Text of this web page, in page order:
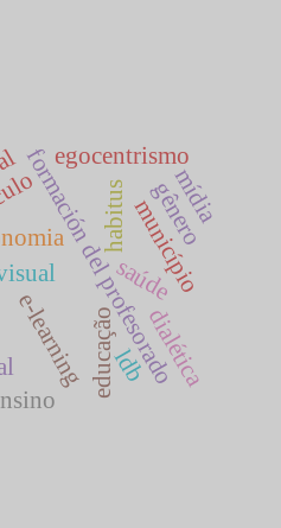
educação
e-learning
formación del profesorado
habitus
saúde
dialética
egocentrismo
município
ldb
gênero
mídia